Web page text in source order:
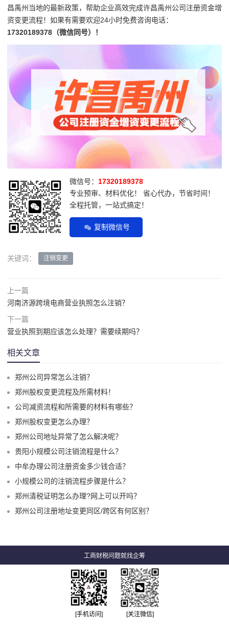
昌禹州当地的最新政策，帮助企业高效完成许昌禹州公司注册资金增
资变更流程！如果有需要欢迎24小时免费咨询电话：
17320189378（微信同号）！
微信号： 17320189378
专业预审、材料优化！ 省心代办，节省时间！
全程托管，一站式搞定！
复制微信号
关键词： 注销变更
上一篇
河南济源跨境电商营业执照怎么注销？
下一篇
营业执照到期应该怎么处理？需要续期吗？
相关文章
郑州公司异常怎么注销？
郑州股权变更流程及所需材料！
公司减资流程和所需要的材料有哪些？
郑州股权变更怎么办理？
郑州公司地址异常了怎么解决呢？
贵阳小规模公司注销流程是什么？
中牟办理公司注册资金多少钱合适？
小规模公司的注销流程步骤是什么？
郑州清税证明怎么办理?网上可以开吗？
郑州公司注册地址变更同区/跨区有何区别？
工商财税问题就找企筹
[手机访问] [关注微信]